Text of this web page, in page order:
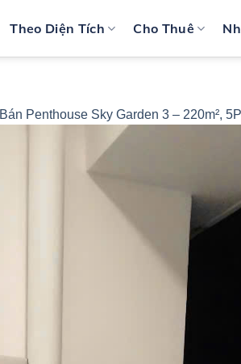
Theo Diện Tích Cho Thuê
Bán Penthouse Sky Garden 3 – 220m²,